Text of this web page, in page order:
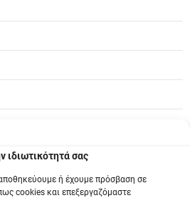
σας
ή έχουμε πρόσβαση σε
cookies και επεξεργαζόμαστε